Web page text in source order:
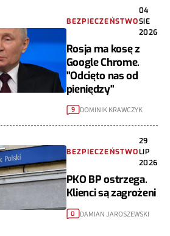
BEZPIECZEŃSTWO
04
SIE
2026
Rosja ma kosę z
Google Chrome.
"Odcięto nas od
pieniędzy"
9 DOMINIK KRAWCZYK
BEZPIECZEŃSTWO
29
LIP
2026
PKO BP ostrzega.
Klienci są zagrożeni
0 DAMIAN JAROSZEWSKI